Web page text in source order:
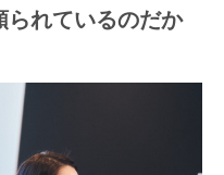
れているのだか